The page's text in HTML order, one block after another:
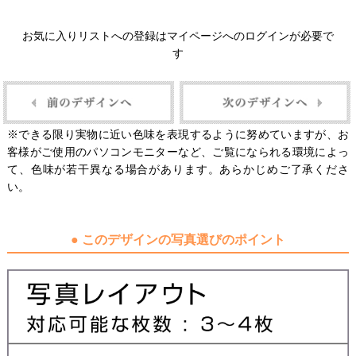
お気に入りリストへの登録はマイページへのログインが必要で
す
※できる限り実物に近い色味を表現するように努めていますが、お
客様がご使用のパソコンモニターなど、ご覧になられる環境によっ
て、色味が若干異なる場合があります。あらかじめご了承くださ
い。
● このデザインの写真選びのポイント